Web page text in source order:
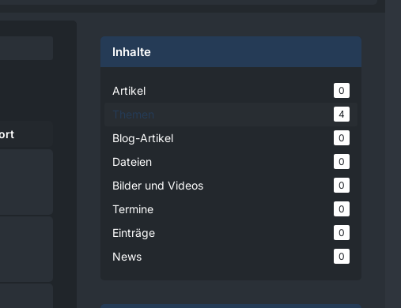
Inhalte
Artikel 0
Themen 4
Blog-Artikel 0
Dateien 0
Bilder und Videos 0
Termine 0
Einträge 0
News 0